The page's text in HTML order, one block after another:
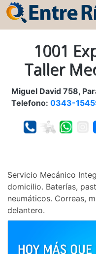
1001
Taller
Miguel David 758,
Telefono: 0343-
Servicio Mecánico
domicilio. Baterías,
neumáticos. Correas,
delantero.